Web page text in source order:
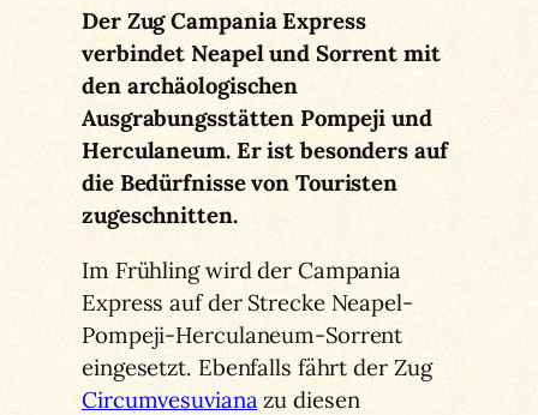
Der Zug Campania Express
verbindet Neapel und Sorrent mit
den archäologischen
Ausgrabungsstätten Pompeji und
Herculaneum. Er ist besonders auf
die Bedürfnisse von Touristen
zugeschnitten.
Im Frühling wird der Campania
Express auf der Strecke Neapel-
Pompeji-Herculaneum-Sorrent
eingesetzt. Ebenfalls fährt der Zug
Circumvesuviana zu diesen